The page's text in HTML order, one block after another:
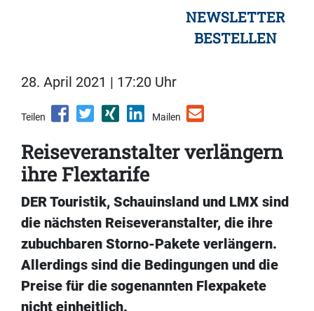
NEWSLETTER
BESTELLEN
28. April 2021 | 17:20 Uhr
Teilen Mailen
Reiseveranstalter verlängern
ihre Flextarife
DER Touristik, Schauinsland und LMX sind
die nächsten Reiseveranstalter, die ihre
zubuchbaren Storno-Pakete verlängern.
Allerdings sind die Bedingungen und die
Preise für die sogenannten Flexpakete
nicht einheitlich.